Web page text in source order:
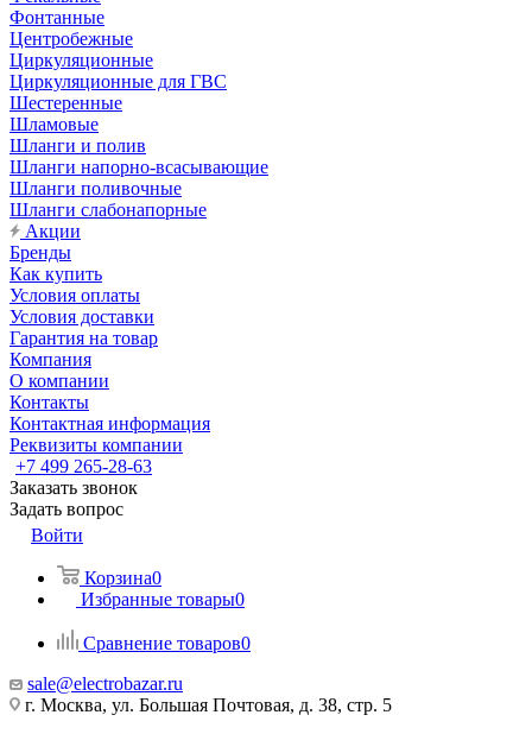
Фонтанные
Центробежные
Циркуляционные
Циркуляционные для ГВС
Шестеренные
Шламовые
Шланги и полив
Шланги напорно-всасывающие
Шланги поливочные
Шланги слабонапорные
Акции
Бренды
Как купить
Условия оплаты
Условия доставки
Гарантия на товар
Компания
О компании
Контакты
Контактная информация
Реквизиты компании
+7 499 265-28-63
Заказать звонок
Задать вопрос
Войти
Корзина0
Избранные товары0
Сравнение товаров0
sale@electrobazar.ru
г. Москва, ул. Большая Почтовая, д. 38, стр. 5